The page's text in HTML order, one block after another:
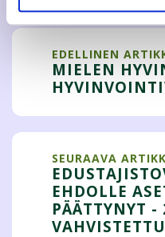
EDELLINEN
MIELEN
SEURAAVA
EHDOLLE
PÄÄTTYNYT -